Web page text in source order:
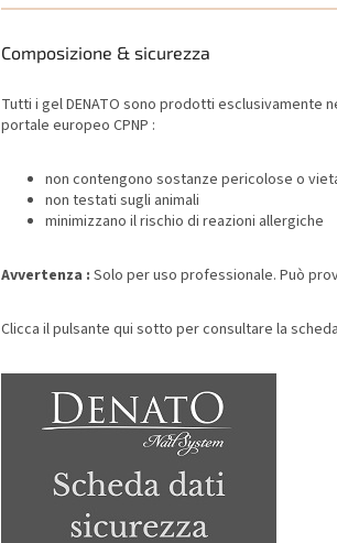
Composizione & sicurezza
Tutti i gel DENATO sono prodotti esclusivamente
portale europeo CPNP :
non contengono sostanze pericolose o
non testati sugli animali
minimizzano il rischio di reazioni allergiche
Avvertenza : Solo per uso professionale. Può
Clicca il pulsante qui sotto per consultare la